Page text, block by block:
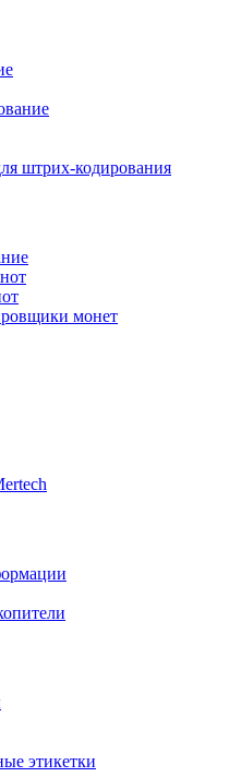
штрих-кодирования
монет
этикетки